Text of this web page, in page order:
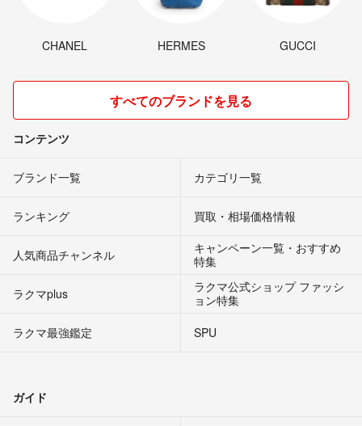
CHANEL HERMES GUCCI
すべてのブランドを見る
コンテンツ
ブランド一覧 カテゴリ一覧
ランキング 買取・相場価格情報
人気商品チャンネル
キャンペーン一覧・おすすめ
特集
ラクマplus
ラクマ公式ショップ ファッシ
ョン特集
ラクマ最強鑑定
SPU
ガイド